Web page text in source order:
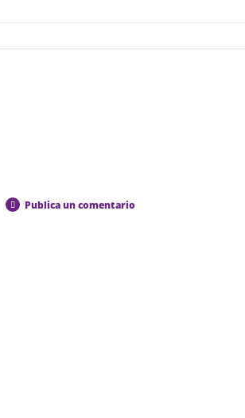
Publica un comentario